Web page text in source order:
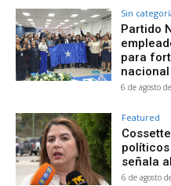
Sin
Partido
para
nacional
6 de agosto
Featured
señala
6 de agosto